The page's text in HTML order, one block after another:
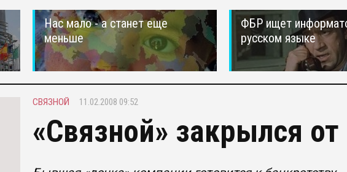
Нас мало - а станет еще
меньше
ФБР ищет
русском языке
СВЯЗНОЙ 11.02.2008 09:52
«Связной» закрылся от